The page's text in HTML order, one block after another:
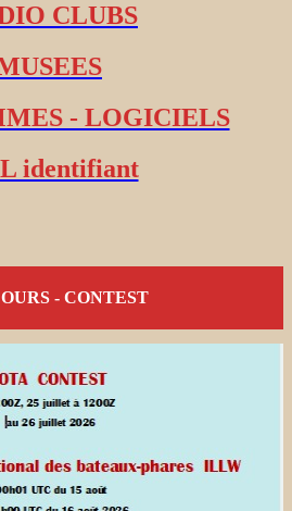
CLUBS
- LOGICIELS
identifiant
- CONTEST